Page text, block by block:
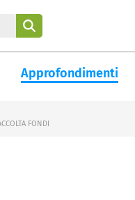
Approfondimenti
FONDI